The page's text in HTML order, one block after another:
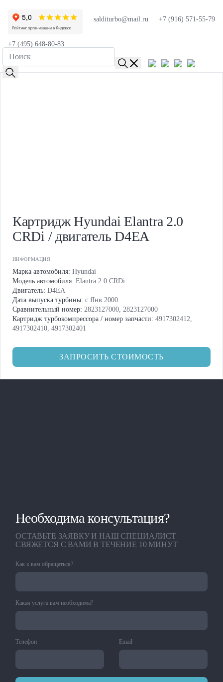
salditurbo@mail.ru +7 (916) 571-55-79
+7 (495) 648-80-83
Картридж Hyundai Elantra 2.0
CRDi / двигатель D4EA
ИНФОРМАЦИЯ
Марка автомобиля: Hyundai
Модель автомобиля: Elantra 2.0 CRDi
Двигатель: D4EA
Дата выпуска турбины: с Янв.2000
Сравнительный номер: 2823127000, 2823127000
Картридж турбокомпрессора / номер запчасти: 4917302412,
4917302410, 4917302401
ЗАПРОСИТЬ СТОИМОСТЬ
Необходима консультация?
ОСТАВЬТЕ ЗАЯВКУ И НАШ СПЕЦИАЛИСТ
СВЯЖЕТСЯ С ВАМИ В ТЕЧЕНИЕ 10 МИНУТ
Как к вам обращаться?
Какая услуга вам необходима?
Телефон Email